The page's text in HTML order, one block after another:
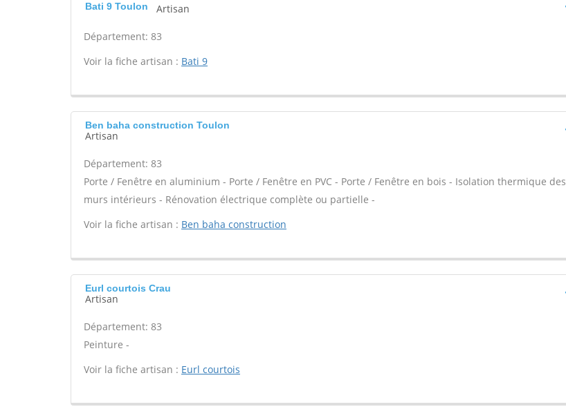
Bati 9 Toulon Artisan
Département: 83
Voir la fiche artisan : Bati 9
Ben baha construction Toulon
Artisan
Département: 83
Porte / Fenêtre en aluminium - Porte / Fenêtre en PVC - Porte / Fenêtre en bois - Isolation thermique des
murs intérieurs - Rénovation électrique complète ou partielle -
Voir la fiche artisan : Ben baha construction
Eurl courtois Crau
Artisan
Département: 83
Peinture -
Voir la fiche artisan : Eurl courtois